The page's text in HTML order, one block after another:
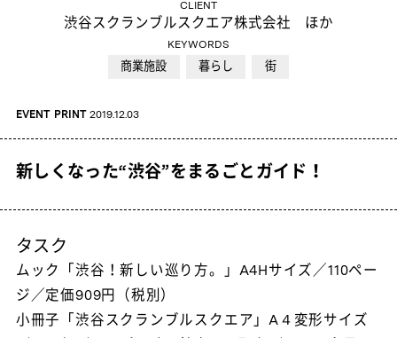
CLIENT
渋谷スクランブルスクエア株式会社 ほか
KEYWORDS
商業施設 暮らし 街
EVENT PRINT 2019.12.03
新しくなった“渋谷”をまるごとガイド！
タスク
ムック「渋谷！新しい巡り方。」A4Hサイズ／110ペー
ジ／定価909円（税別）
小冊子「渋谷スクランブルスクエア」A４変形サイズ